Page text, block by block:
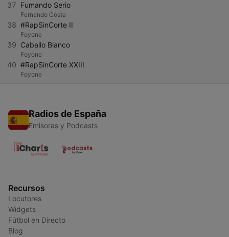
37 Fumando Serio
Fernando Costa
38 #RapSinCorte II
Foyone
39 Caballo Blanco
Foyone
40 #RapSinCorte XXIII
Foyone
Radios de España
Emisoras y Podcasts
Recursos
Locutores
Widgets
Fútbol en Directo
Blog